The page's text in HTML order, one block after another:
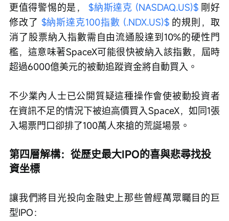
更值得警惕的是， $納斯達克 (NASDAQ.US)$ 剛好
修改了 $納斯達克100指數 (.NDX.US)$ 的規則，取
消了股票納入指數需自由流通股達到10%的硬性門
檻，這意味著SpaceX可能很快被納入該指數，屆時
超過6000億美元的被動追蹤資金將自動買入。
不少業內人士已公開質疑這種操作會使被動投資者
在資訊不足的情況下被迫高價買入SpaceX，如同1張
入場票門口卻排了100萬人來搶的荒誕場景。
第四層解構：從歷史最大IPO的喜與悲尋找投
資坐標
讓我們將目光投向金融史上那些曾經萬眾矚目的巨
型IPO：